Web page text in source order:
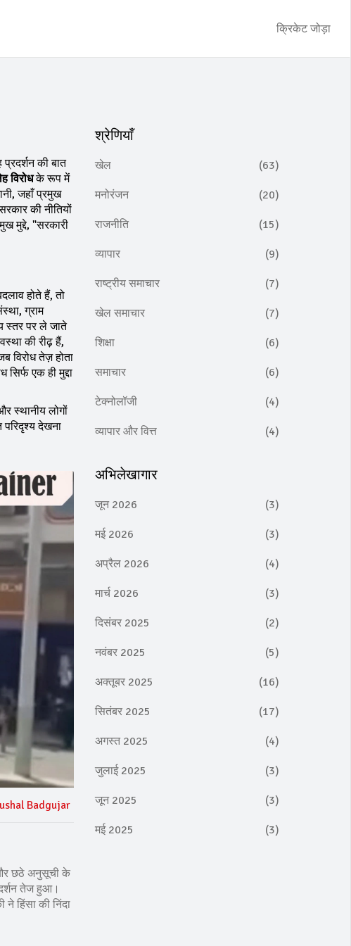
क्रिकेट जोड़ा
की बात
विरोधके रूप में
जहाँ प्रमुख
की नीतियों
मुद्दे, "सरकारी
होते हैं, तो
,ग्राम
स्तर पर ले जाते
की रीढ़ हैं,
विरोध तेज़ होता
एक ही मुद्दा
स्थानीय लोगों
देखना
Badgujar
और छठे अनुसूची के
तेज हुआ।
ने हिंसा की निंदा
श्रेणियाँ
खेल (63)
मनोरंजन (20)
राजनीति (15)
व्यापार (9)
राष्ट्रीय समाचार (7)
खेल समाचार (7)
शिक्षा (6)
समाचार (6)
टेक्नोलॉजी (4)
व्यापार और वित्त (4)
अभिलेखागार
जून 2026 (3)
मई 2026 (3)
अप्रैल 2026 (4)
मार्च 2026 (3)
दिसंबर 2025 (2)
नवंबर 2025 (5)
अक्तूबर 2025 (16)
सितंबर 2025 (17)
अगस्त 2025 (4)
जुलाई 2025 (3)
जून 2025 (3)
मई 2025 (3)